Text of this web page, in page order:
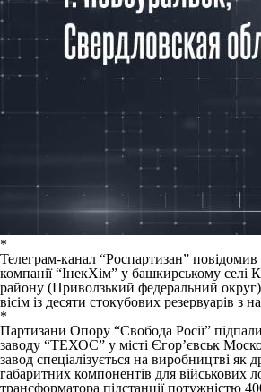
*
Телеграм-канал “Роспартизан” повідомив
компанії “ІнекХім” у башкирському селі
району (Приволзький федеральний
вісім із десяти стокубових резервуарів з
*
Партизани Опору “Свобода Росії”
заводу “ТЕХОС” у місті Єгор’євськ
завод спеціалізується на виробництві як
габаритних компонентів для військових
трансформатора підстанції потужністю